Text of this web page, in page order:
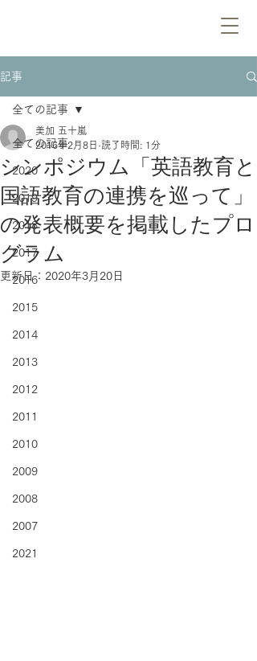
記事
全ての記事
2020
2019
2018
2017
2016
2015
2014
2013
2012
2011
2010
2009
2008
2007
2021
全ての記事
シンポジウム「英語教育と
国語教育の連携を巡って」
の発表概要を掲載したプロ
グラム
美加 五十嵐
2016年2月8日 読了時間: 1分
更新日： 2020年3月20日